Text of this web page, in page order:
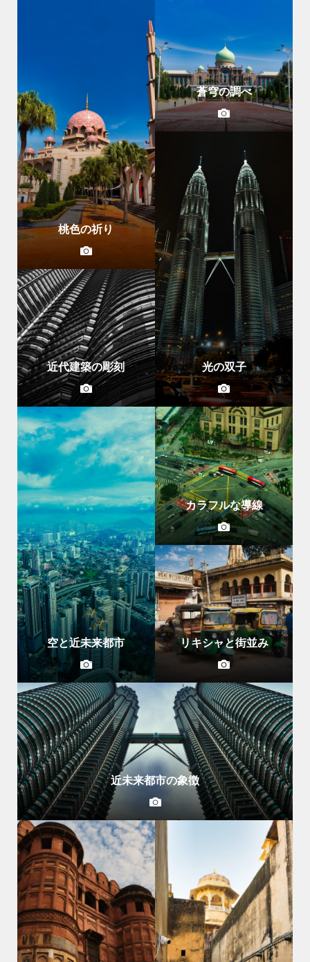
桃色の祈り
蒼穹の調べ
光の双子
近代建築の彫刻
空と近未来都市
カラフルな導線
近未来都市の象徴
リキシャと街並み